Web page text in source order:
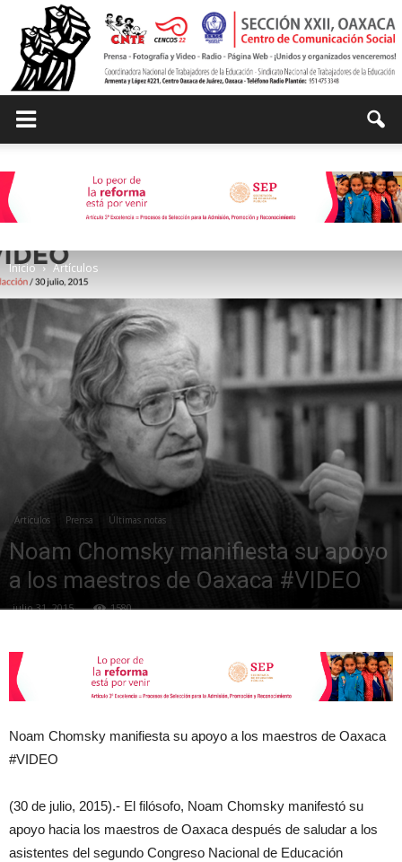
de
Comunicación
Social
de
XXII
Inicio Artículos
Artículos Prensa Últimas notas
Noam Chomsky manifiesta su apoyo
a los maestros de Oaxaca #VIDEO
julio 31, 2015 1580
Noam Chomsky manifiesta su apoyo a los maestros de Oaxaca
#VIDEO
(30 de julio, 2015).- El filósofo, Noam Chomsky manifestó su
apoyo hacia los maestros de Oaxaca después de saludar a los
asistentes del segundo Congreso Nacional de Educación